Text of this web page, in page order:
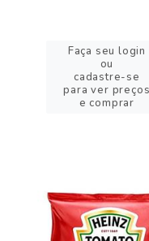
Faça seu login
ou
cadastre-se
para ver preços
e comprar